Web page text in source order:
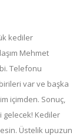
kediler
Mehmet
Telefonu
var ve başka
içimden. Sonuç,
gelecek! Kediler
Üstelik upuzun